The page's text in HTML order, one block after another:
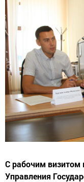
С рабочим визитом
Управления